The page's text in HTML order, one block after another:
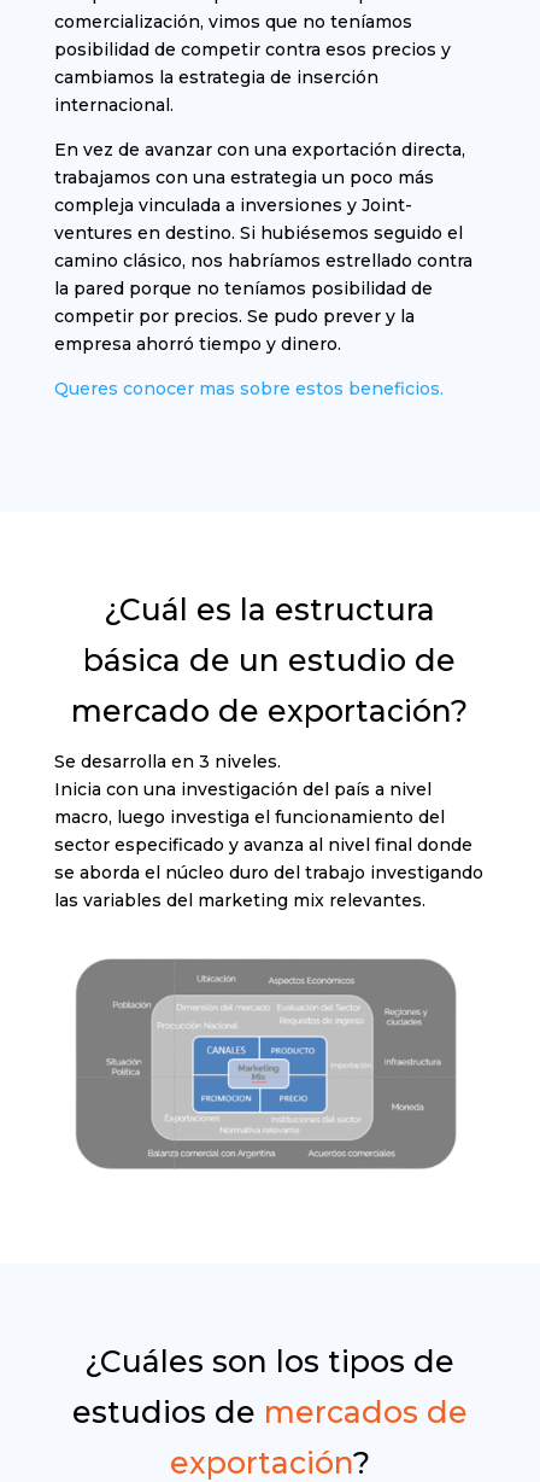
comercialización, vimos que no teníamos
posibilidad de competir contra esos precios y
cambiamos la estrategia de inserción
internacional.
En vez de avanzar con una exportación directa,
trabajamos con una estrategia un poco más
compleja vinculada a inversiones y Joint-
ventures en destino. Si hubiésemos seguido el
camino clásico, nos habríamos estrellado contra
la pared porque no teníamos posibilidad de
competir por precios. Se pudo prever y la
empresa ahorró tiempo y dinero.
Queres conocer mas sobre estos beneficios.
¿Cuál es la estructura
básica de un estudio de
mercado de exportación?
Se desarrolla en 3 niveles.
Inicia con una investigación del país a nivel
macro, luego investiga el funcionamiento del
sector especificado y avanza al nivel final donde
se aborda el núcleo duro del trabajo investigando
las variables del marketing mix relevantes.
¿Cuáles son los tipos de
estudios de mercados de
exportación?